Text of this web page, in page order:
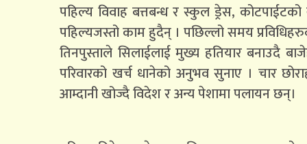
पहिल्य विवाह बत्तबन्ध र स्कुल ड्रेस,
पहिल्यजस्तो काम हुदैन् । पछिल्लो समय
तिनपुस्ताले सिलाईलाई मुख्य हतियार बनाउदै
परिवारको खर्च धानेको अनुभव सुनाए । चार
आम्दानी खोज्दै विदेश र अन्य पेशामा पलायन छन्।